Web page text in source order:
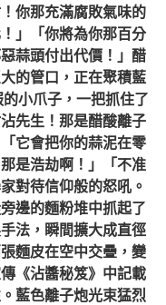
你那充滿腐敗氣味的
」「你將為你那百分
蒜頭付出代價！」醋
的管口，正在聚積藍
小爪子，一把抓住了
先生！那是醋酸離子
它會把你的蒜泥在零
是浩劫啊！」「不准
對待信仰般的怒吼。
邊的麵粉堆中抓起了
法，瞬間擴大成直徑
麵皮在空中交疊，變
《沾醬秘笈》中記載
藍色離子炮光束猛烈